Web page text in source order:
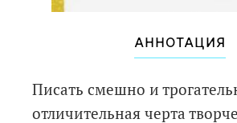
АННОТАЦИЯ
Писать смешно и
отличительная черта